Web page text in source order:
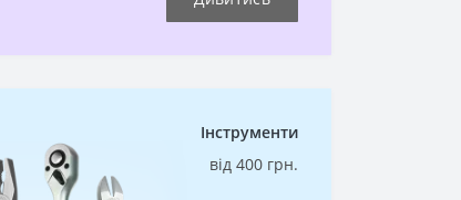
Інструменти
від 400 грн.